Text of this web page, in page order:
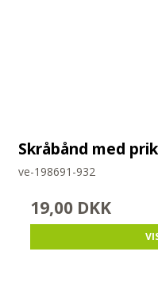
Skråbånd med
ve-198691-932
19,00 DKK